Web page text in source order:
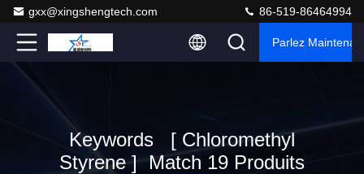
gxx@xingshengtech.com 86-519-86464994
Parlez
Keywords [ Chloromethyl
Styrene ] Match 19 Produits